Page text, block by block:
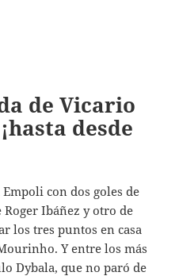
de Vicario
desde
con dos goles de
Roger Ibáñez y otro de
los tres puntos en casa
Y entre los más
Dybala, que no paró de